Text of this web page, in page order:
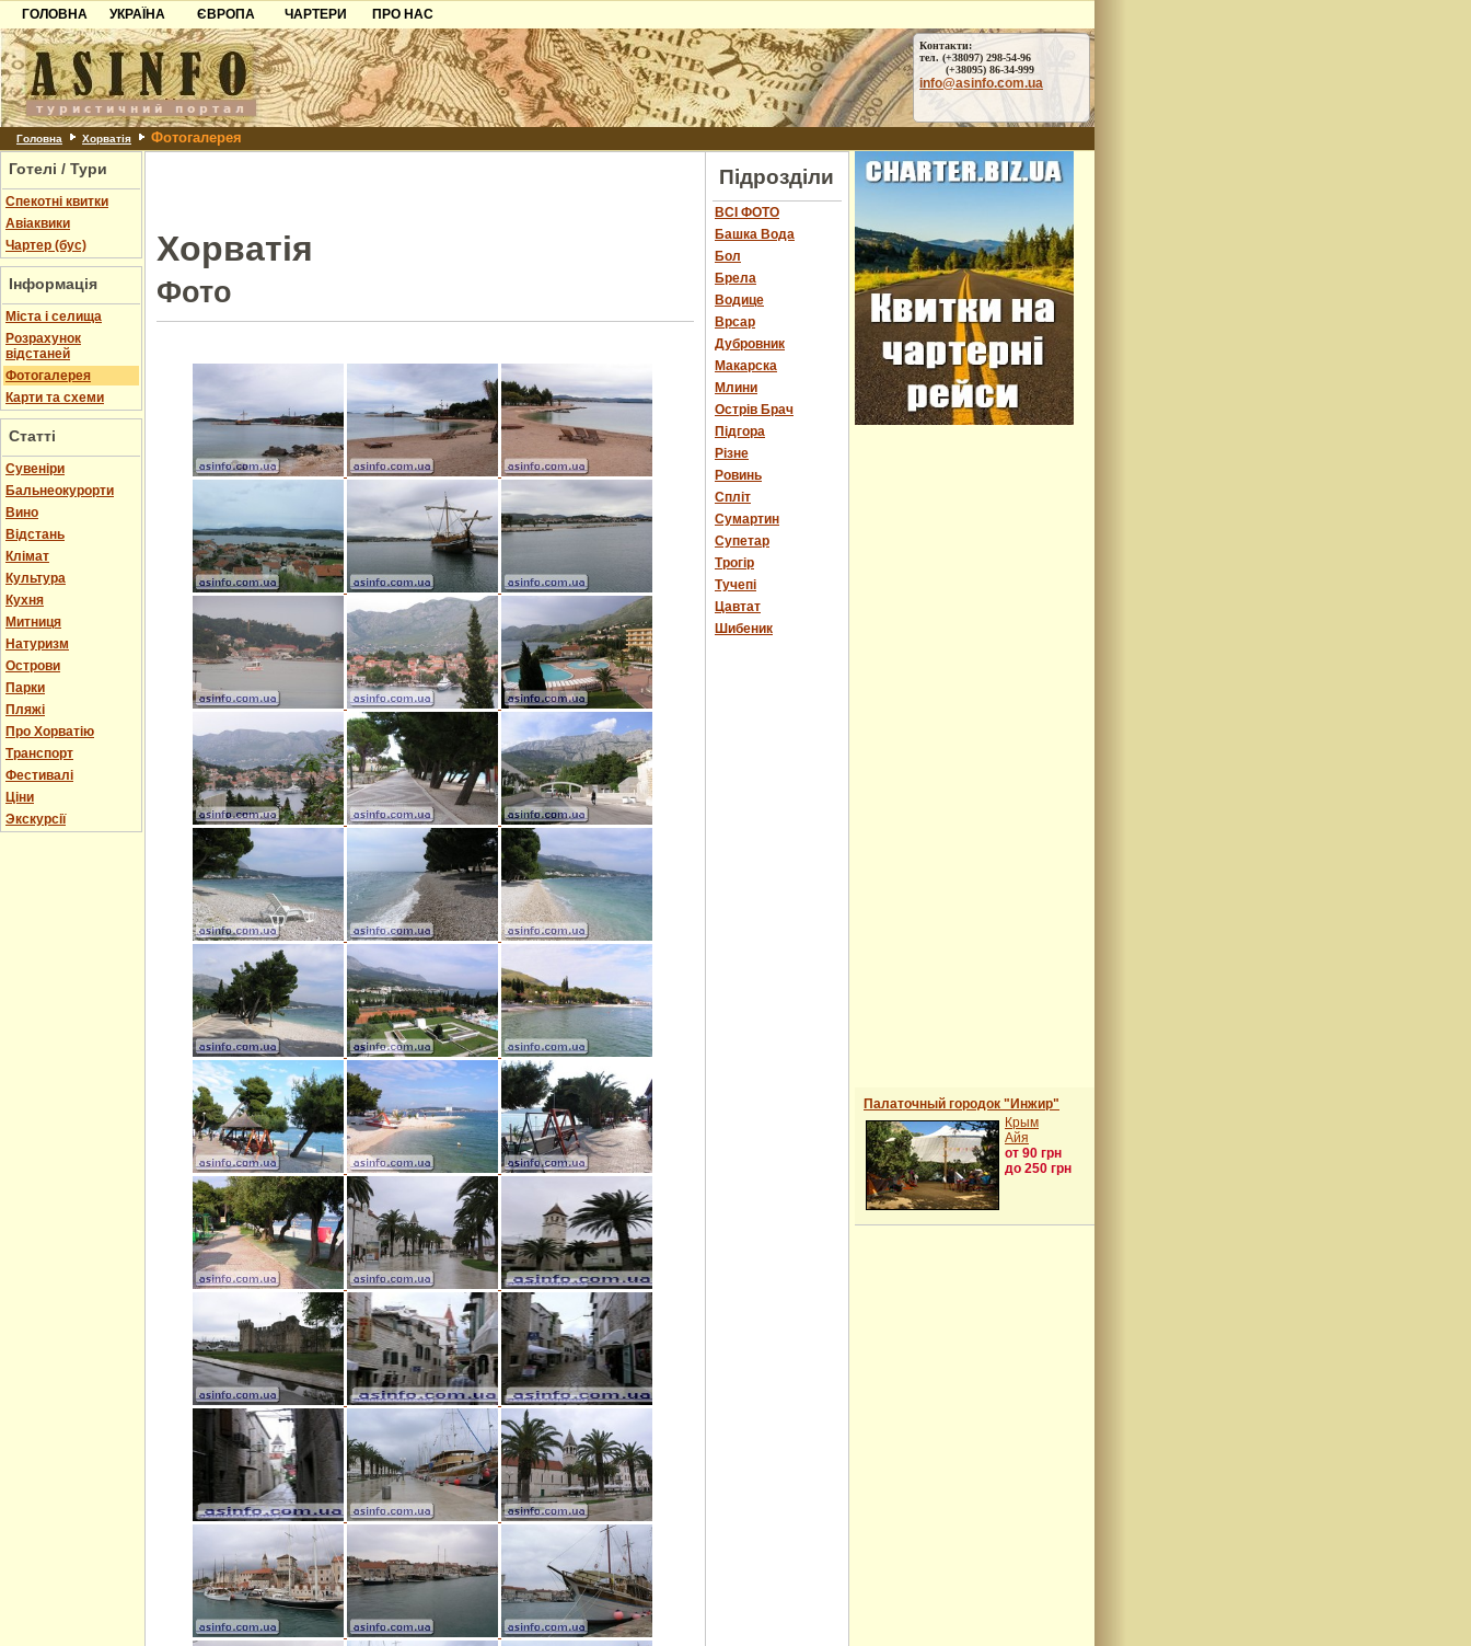
ГОЛОВНА
УКРАЇНА
Карпати
Азов
Причорноморря
Шацьк
ЄВРОПА
Чорногорія
Хорватія
Болгарія
Албанія
ЧАРТЕРИ
ПРО НАС
Контакти
Партнерам
Додати готель
Контакти:
тел. (+38097) 298-54-96
(+38095) 86-34-999
info@asinfo.com.ua
Головна Хорватія Фотогалерея
Готелі / Тури
Спекотні квитки
Авіаквики
Чартер (бус)
Інформація
Міста і селища
Розрахунок
відстаней
Фотогалерея
Карти та схеми
Статті
Cувеніри
Бальнеокурорти
Вино
Відстань
Клімат
Культура
Кухня
Митниця
Натуризм
Острови
Парки
Пляжі
Про Хорватію
Транспорт
Фестивалі
Ціни
Экскурсії
Хорватія
Фото
Підрозділи
ВСІ ФОТО
Башка Вода
Бол
Брела
Водице
Врсар
Дубровник
Макарска
Млини
Острів Брач
Підгора
Різне
Ровинь
Спліт
Сумартин
Супетар
Трогір
Тучепі
Цавтат
Шибеник
Палаточный городок "Инжир"
Крым
Айя
от 90 грн
до 250 грн